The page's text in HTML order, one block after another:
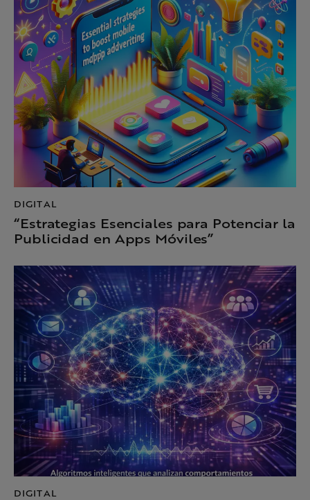
DIGITAL
“Estrategias Esenciales para Potenciar la
Publicidad en Apps Móviles”
DIGITAL